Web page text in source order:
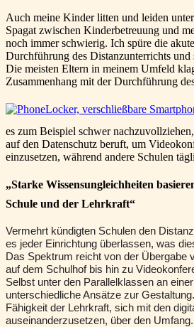
Auch meine Kinder litten und leiden
Spagat zwischen Kinderbetreuung und
noch immer schwierig. Ich spüre die
Durchführung des Distanzunterrichts und
Die meisten Eltern in meinem Umfeld
Zusammenhang mit der Durchführung
es zum Beispiel schwer
auf den Datenschutz beruft, um
einzusetzen, während andere Schulen
„Starke Wissensungleichheiten
Schule und der Lehrkraft“
Vermehrt kündigten Schulen den
es jeder Einrichtung überlassen, was
Das Spektrum reicht von der Übergabe
auf dem Schulhof bis hin zu
Selbst unter den Parallelklassen an
unterschiedliche Ansätze zur
Fähigkeit der Lehrkraft, sich mit den
auseinanderzusetzen, über den Umfang.